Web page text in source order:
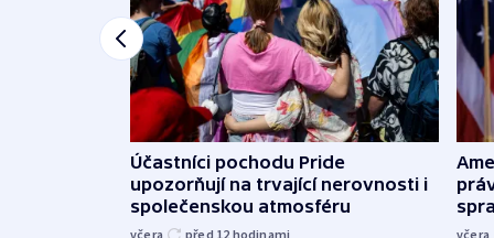
Účastníci pochodu Pride
upozorňují na trvající nerovnosti i
společenskou atmosféru
včera před 12 hodinami včera